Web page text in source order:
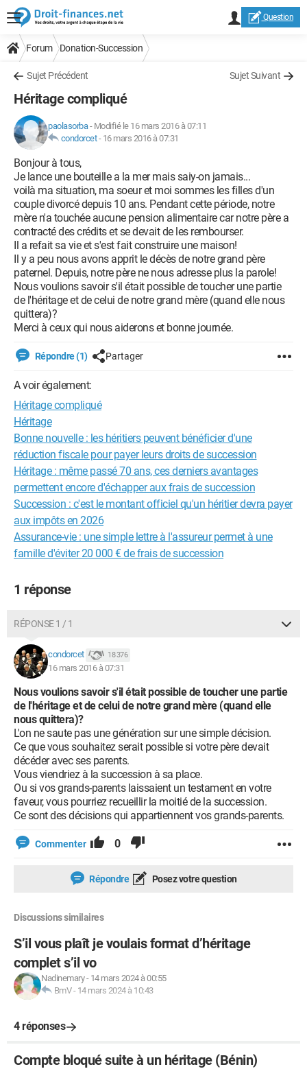
Question
Forum Donation-Succession
Sujet Précédent Sujet Suivant
Héritage compliqué
paolasorba- Modifié le 16 mars 2016 à 07:11
condorcet- 16 mars 2016 à 07:31
Bonjour à tous,
Je lance une bouteille a la mer mais saiy-on jamais...
voilà ma situation, ma soeur et moi sommes les filles d'un
couple divorcé depuis 10 ans. Pendant cette période, notre
mère n'a touchée aucune pension alimentaire car notre père a
contracté des crédits et se devait de les rembourser.
Il a refait sa vie et s'est fait construire une maison!
Il y a peu nous avons apprit le décès de notre grand père
paternel. Depuis, notre père ne nous adresse plus la parole!
Nous voulions savoir s'il était possible de toucher une partie
de l'héritage et de celui de notre grand mère (quand elle nous
quittera)?
Merci à ceux qui nous aiderons et bonne journée.
Répondre (1) Partager
A voir également:
Héritage compliqué
Héritage
Bonne nouvelle : les héritiers peuvent bénéficier d'une
réduction fiscale pour payer leurs droits de succession
Héritage : même passé 70 ans, ces derniers avantages
permettent encore d'échapper aux frais de succession
Succession : c'est le montant officiel qu'un héritier devra payer
aux impôts en 2026
Assurance-vie : une simple lettre à l'assureur permet à une
famille d'éviter 20 000 € de frais de succession
1 réponse
RÉPONSE 1 / 1
condorcet 18 376
16 mars 2016 à 07:31
Nous voulions savoir s'il était possible de toucher une partie
de l'héritage et de celui de notre grand mère (quand elle
nous quittera)?
L'on ne saute pas une génération sur une simple décision.
Ce que vous souhaitez serait possible si votre père devait
décéder avec ses parents.
Vous viendriez à la succession à sa place.
Ou si vos grands-parents laissaient un testament en votre
faveur, vous pourriez recueillir la moitié de la succession.
Ce sont des décisions qui appartiennent vos grands-parents.
Commenter 0
Répondre Posez votre question
Discussions similaires
S’il vous plaît je voulais format d’héritage
complet s’il vo
Nadinemary- 14 mars 2024 à 00:55
BmV- 14 mars 2024 à 10:43
4 réponses
Compte bloqué suite à un héritage (Bénin)